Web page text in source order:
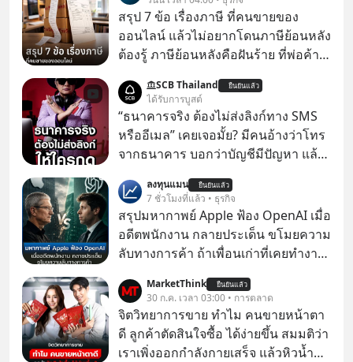
สรุป 7 ข้อ เรื่องภาษี ที่คนขายของ
ออนไลน์ แล้วไม่อยากโดนภาษีย้อนหลัง
ต้องรู้ ภาษีย้อนหลังคือฝันร้าย ที่พ่อค้า
SCB Thailand ยืนยันแล้ว
ได้รับการบูสต์
“ธนาคารจริง ต้องไม่ส่งลิงก์ทาง SMS
หรืออีเมล” เคยเจอมั้ย? มีคนอ้างว่าโทร
จากธนาคาร บอกว่าบัญชีมีปัญหา แล้ว
ทันที มาฟัง “ป้าเก๋าเล่ากลโกง” เพื่อรู้ทัน
มุกหลอกลวงในคราบความน่าเชื่อถือ
กันค่ะ #แก้เกมกลโกง #ป้าเก๋าเล่ากล
โกง #LivesSustainably #อยู่อย่าง
#FraudEducation #FinancialLiteracy
#DigitalBankWithHumanTouch
ลงทุนแมน ยืนยันแล้ว
7 ชั่วโมงที่แล้ว • ธุรกิจ
สรุปมหากาพย์ Apple ฟ้อง OpenAI เมื่อ
อดีตพนักงาน กลายประเด็น ขโมยความ
ลับทางการค้า ถ้าเพื่อนเก่าที่เคยทำงาน
เก่าที่เขาเคยทำไว้ ตอนยังอยู่บริษัท
เดียวกัน
MarketThink ยืนยันแล้ว
30 ก.ค. เวลา 03:00 • การตลาด
จิตวิทยาการขาย ทำไม คนขายหน้าตา
ดี ลูกค้าตัดสินใจซื้อ ได้ง่ายขึ้น สมมติว่า
เราเพิ่งออกกำลังกายเสร็จ แล้วหิวน้ำ